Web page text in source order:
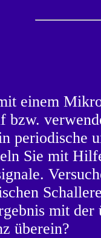
einem
bzw.
periodische
Sie mit
mit
überein?